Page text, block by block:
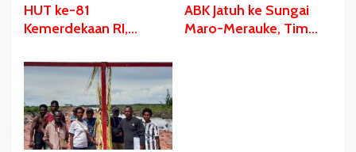
HUT ke-81
Kemerdekaan RI,
Dijadikan Tempat
Pengibaran Bendera
Merah Putih
ABK Jatuh ke Sungai
Maro-Merauke, Tim